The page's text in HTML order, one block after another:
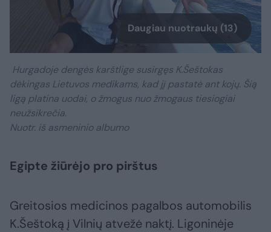
Daugiau nuotraukų (13)
Hurgadoje dengės karštlige susirgęs K.Šeštokas
dėkingas Lietuvos medikams, kad jį pastatė ant kojų. Šią
ligą platina uodai, o žmogus nuo žmogaus tiesiogiai
neužsikrečia.
Nuotr. iš asmeninio albumo
Egipte žiūrėjo pro pirštus
Greitosios medicinos pagalbos automobilis
K.Šeštoką į Vilnių atvežė naktį. Ligoninėje